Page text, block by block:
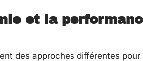
et la
des approches différentes